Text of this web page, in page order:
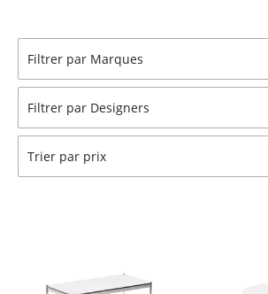
Pièces détachées
... voir tous les sièges
Tables
Tables de repas
Bureaux & Secrétaires
Filtrer par Marques
Filtrer par Designers
Trier par prix